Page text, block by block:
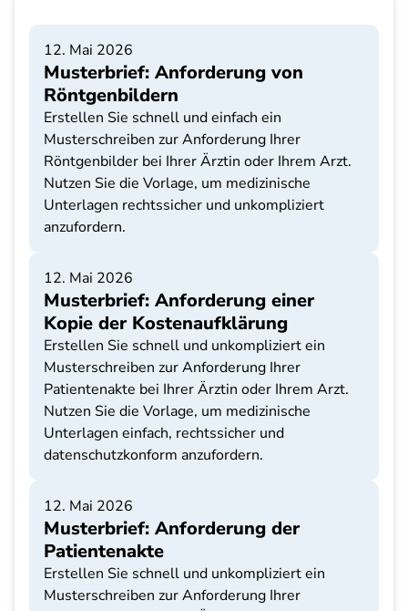
12. Mai 2026
Musterbrief: Anforderung von
Röntgenbildern
Erstellen Sie schnell und einfach ein
Musterschreiben zur Anforderung Ihrer
Röntgenbilder bei Ihrer Ärztin oder Ihrem Arzt.
Nutzen Sie die Vorlage, um medizinische
Unterlagen rechtssicher und unkompliziert
anzufordern.
12. Mai 2026
Musterbrief: Anforderung einer
Kopie der Kostenaufklärung
Erstellen Sie schnell und unkompliziert ein
Musterschreiben zur Anforderung Ihrer
Patientenakte bei Ihrer Ärztin oder Ihrem Arzt.
Nutzen Sie die Vorlage, um medizinische
Unterlagen einfach, rechtssicher und
datenschutzkonform anzufordern.
12. Mai 2026
Musterbrief: Anforderung der
Patientenakte
Erstellen Sie schnell und unkompliziert ein
Musterschreiben zur Anforderung Ihrer